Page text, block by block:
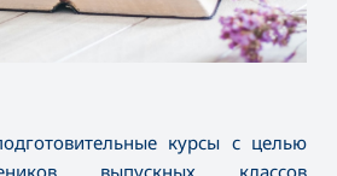
курсы с целью
выпускных классов